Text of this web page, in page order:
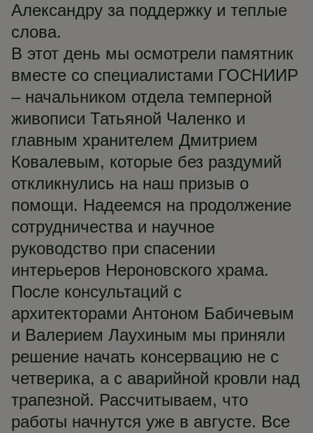
Александру за поддержку и теплые
слова.
В этот день мы осмотрели памятник
вместе со специалистами ГОСНИИР
– начальником отдела темперной
живописи Татьяной Чаленко и
главным хранителем Дмитрием
Ковалевым, которые без раздумий
откликнулись на наш призыв о
помощи. Надеемся на продолжение
сотрудничества и научное
руководство при спасении
интерьеров Нероновского храма.
После консультаций с
архитекторами Антоном Бабичевым
и Валерием Лаухиным мы приняли
решение начать консервацию не с
четверика, а с аварийной кровли над
трапезной. Рассчитываем, что
работы начнутся уже в августе. Все